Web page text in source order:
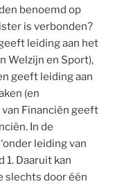
benoemd op
is verbonden?
leiding aan het
Welzijn en Sport),
geeft leiding aan
(en
Financiën geeft
In de
leiding van
1. Daaruit kan
slechts door één